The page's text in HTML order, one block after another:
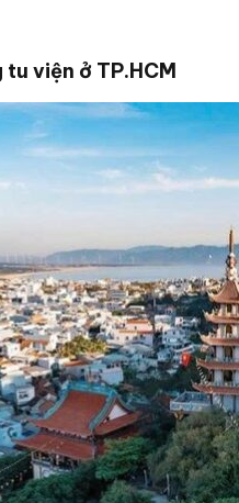
viện ở TP.HCM